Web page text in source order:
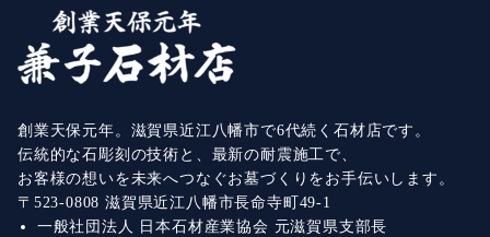
創業天保元年。滋賀県近江八幡市で6代続く石材店です。
伝統的な石彫刻の技術と、最新の耐震施工で、
お客様の想いを未来へつなぐお墓づくりをお手伝いします。
〒523-0808 滋賀県近江八幡市長命寺町49-1
一般社団法人 日本石材産業協会 元滋賀県支部長